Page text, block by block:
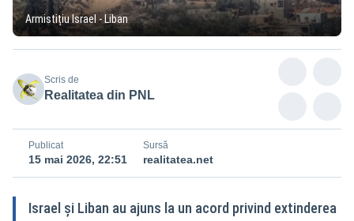
Armistițiu Israel - Liban
Scris de
Realitatea din PNL
Publicat
15 mai 2026, 22:51
Sursă
realitatea.net
Israel și Liban au ajuns la un acord privind extinderea